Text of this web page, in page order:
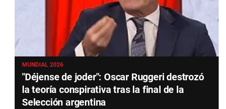
MUNDIAL 2026
"Déjense de joder": Oscar Ruggeri destrozó
la teoría conspirativa tras la final de la
Selección argentina